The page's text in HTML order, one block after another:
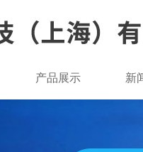
产品展示 新